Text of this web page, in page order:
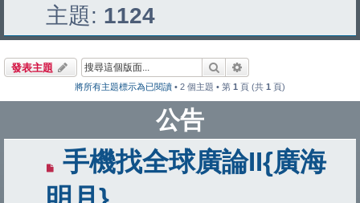
主題: 1124
發表主題 搜尋
將所有主題標示為已閱讀 • 2 個主題 • 第 1 頁 (共 1 頁)
公告
手機找全球廣論II{廣海